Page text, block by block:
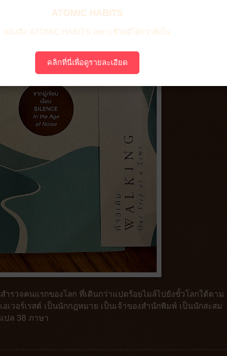
ำรวจคนแรกของโลก ที่เดินกว่าแปดร้อยไมล์ไปยังขั้วโลกใต้ตาม
วอร์เรสต์ เป็นนักกฎหมาย เป็นเจ้าของสำนักพิมพ์ เป็นนักสะสม
ปล 38 ภาษา
ATOMIC HABITS
หนังสือ ATOMIC HABITS เพราะชีวิตดีได้กว่าที่เป็น
คลิกที่นี่เพื่อดูรายละเอียด